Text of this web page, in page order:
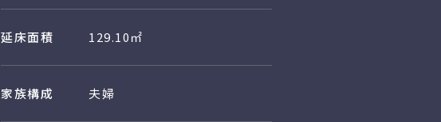
延床面積 129.10㎡
家族構成 夫婦